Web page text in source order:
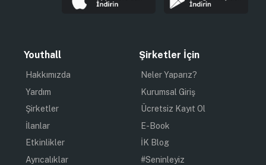
Youthall
Hakkımızda
Yardım
Şirketler
İlanlar
Etkinlikler
Ayrıcalıklar
Şirketler İçin
Neler Yaparız?
Kurumsal Giriş
Ücretsiz Kayıt Ol
E-Book
İK Blog
#Seninleyiz